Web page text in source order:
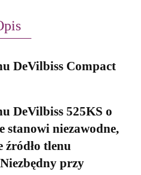
DeVilbiss Compact
DeVilbiss 525KS o
stanowi niezawodne,
źródło tlenu
przy